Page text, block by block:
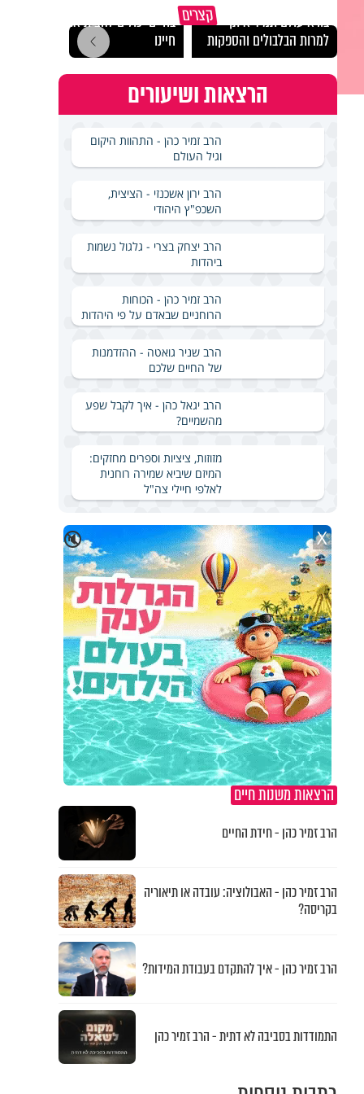
קצרים בורא עולם תמיד איתך
למרות הבלבולים והספקות
בחיים יכולים להצית את
חיינו
הרצאות ושיעורים
הרב זמיר כהן - התהוות היקום
וגיל העולם
הרב ירון אשכנזי - הציצית,
השכפ"ץ היהודי
הרב יצחק בצרי - גלגול נשמות
ביהדות
הרב זמיר כהן - הכוחות
הרוחניים שבאדם על פי היהדות
הרב שניר גואטה - ההזדמנות
של החיים שלכם
הרב יגאל כהן - איך לקבל שפע
מהשמיים?
מזוזות, ציציות וספרים מחזקים:
המיזם שיביא שמירה רוחנית
לאלפי חיילי צה"ל
🔇 X
הרצאות משנות חיים
הרב זמיר כהן - חידת החיים
הרב זמיר כהן - האבולוציה: עובדה או תיאוריה
בקריסה?
הרב זמיר כהן - איך להתקדם בעבודת המידות?
התמודדות בסביבה לא דתית - הרב זמיר כהן